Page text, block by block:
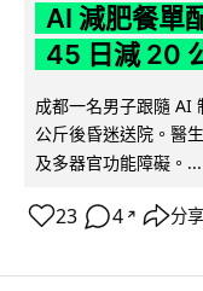
AI 減肥餐單
45 日減 20
成都一名男子跟隨 AI
公斤後昏迷送院。醫
及多器官功能障礙。...
23 4 ↗ 分享